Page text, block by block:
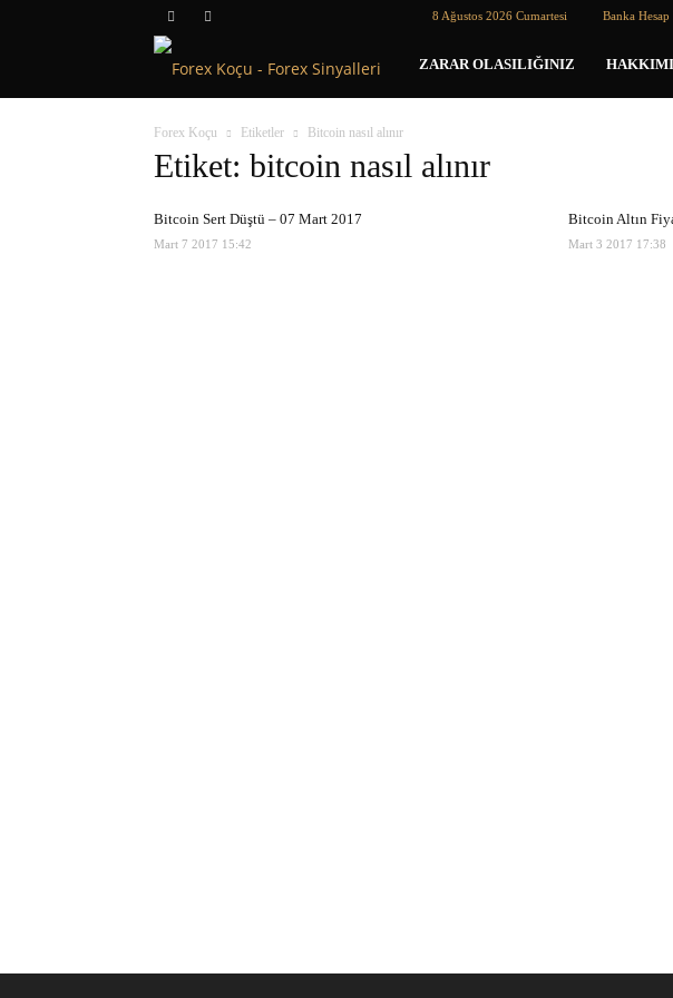
8 Ağustos 2026 Cumartesi Banka
Forex
Koçu
ZARAR OLASILIĞINIZ
Forex Koçu Etiketler Bitcoin nasıl alınır
Etiket: bitcoin nasıl alınır
Bitcoin Sert Düştü – 07 Mart 2017
Mart 7 2017 15:42
Bitcoin Altın
Mart 3 2017 17:38